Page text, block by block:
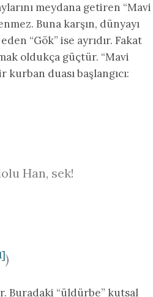
meydana getiren “Mavi
Buna karşın, dünyayı
“Gök” ise ayrıdır. Fakat
oldukça güçtür. “Mavi
duası başlangıcı:
Han, sek!
)
Buradaki “üldürbe” kutsal